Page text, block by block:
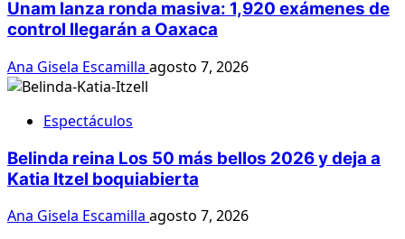
Unam lanza ronda masiva: 1,920 exámenes de
control llegarán a Oaxaca
Ana Gisela Escamilla agosto 7, 2026
Espectáculos
Belinda reina Los 50 más bellos 2026 y deja a
Katia Itzel boquiabierta
Ana Gisela Escamilla agosto 7, 2026